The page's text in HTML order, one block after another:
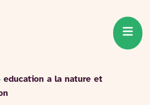
education a la nature et